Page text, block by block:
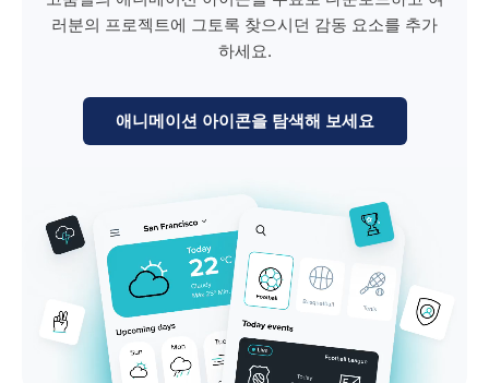
러분의 프로젝트에 그토록 찾으시던 감동 요소를 추가
하세요.
애니메이션 아이콘을 탐색해 보세요